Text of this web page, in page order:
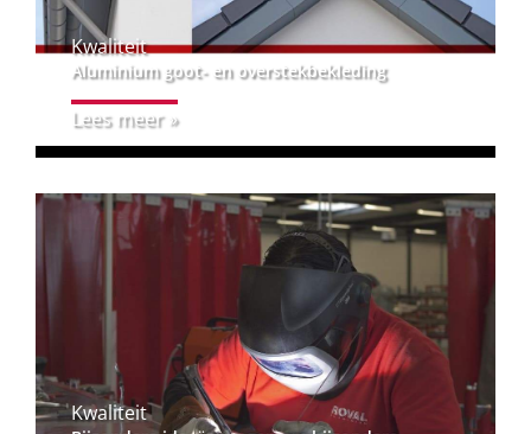
Kwaliteit
Aluminium goot- en overstekbekleding
Lees meer »
Kwaliteit